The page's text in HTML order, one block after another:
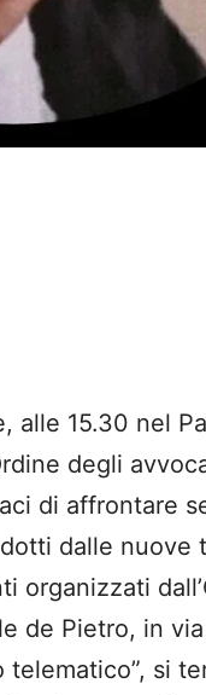
alle 15.30 nel
degli
di affrontare
dalle nuove
organizzati
de Pietro, in
si